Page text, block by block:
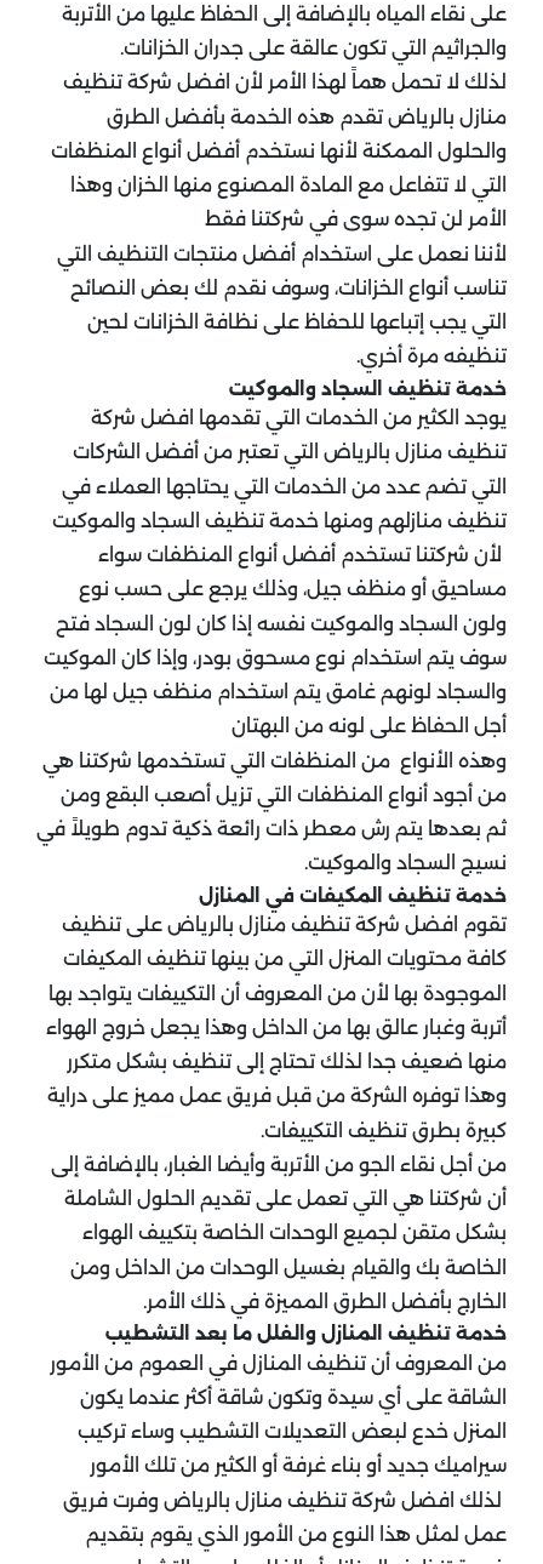
على نقاء المياه بالإضافة إلى الحفاظ عليها من الأتربة
والجراثيم التي تكون عالقة على جدران الخزانات.
لذلك لا تحمل هماً لهذا الأمر لأن افضل شركة تنظيف
منازل بالرياض تقدم هذه الخدمة بأفضل الطرق
والحلول الممكنة لأنها نستخدم أفضل أنواع المنظفات
التي لا تتفاعل مع المادة المصنوع منها الخزان وهذا
الأمر لن تجده سوى في شركتنا فقط
لأننا نعمل على استخدام أفضل منتجات التنظيف التي
تناسب أنواع الخزانات، وسوف نقدم لك بعض النصائح
التي يجب إتباعها للحفاظ على نظافة الخزانات لحين
تنظيفه مرة أخري.
خدمة تنظيف السجاد والموكيت
يوجد الكثير من الخدمات التي تقدمها افضل شركة
تنظيف منازل بالرياض التي تعتبر من أفضل الشركات
التي تضم عدد من الخدمات التي يحتاجها العملاء في
تنظيف منازلهم ومنها خدمة تنظيف السجاد والموكيت
لأن شركتنا تستخدم أفضل أنواع المنظفات سواء
مساحيق أو منظف جيل، وذلك يرجع على حسب نوع
ولون السجاد والموكيت نفسه إذا كان لون السجاد فتح
سوف يتم استخدام نوع مسحوق بودر، وإذا كان الموكيت
والسجاد لونهم غامق يتم استخدام منظف جيل لها من
أجل الحفاظ على لونه من البهتان
وهذه الأنواع من المنظفات التي تستخدمها شركتنا هي
من أجود أنواع المنظفات التي تزيل أصعب البقع ومن
ثم بعدها يتم رش معطر ذات رائعة ذكية تدوم طويلاً في
نسيج السجاد والموكيت.
خدمة تنظيف المكيفات في المنازل
تقوم افضل شركة تنظيف منازل بالرياض على تنظيف
كافة محتويات المنزل التي من بينها تنظيف المكيفات
الموجودة بها لأن من المعروف أن التكييفات يتواجد بها
أتربة وغبار عالق بها من الداخل وهذا يجعل خروج الهواء
منها ضعيف جدا لذلك تحتاج إلى تنظيف بشكل متكرر
وهذا توفره الشركة من قبل فريق عمل مميز على دراية
كبيرة بطرق تنظيف التكييفات.
من أجل نقاء الجو من الأتربة وأيضا الغبار، بالإضافة إلى
أن شركتنا هي التي تعمل على تقديم الحلول الشاملة
بشكل متقن لجميع الوحدات الخاصة بتكييف الهواء
الخاصة بك والقيام بغسيل الوحدات من الداخل ومن
الخارج بأفضل الطرق المميزة في ذلك الأمر.
خدمة تنظيف المنازل والفلل ما بعد التشطيب
من المعروف أن تنظيف المنازل في العموم من الأمور
الشاقة على أي سيدة وتكون شاقة أكثر عندما يكون
المنزل خدع لبعض التعديلات التشطيب وساء تركيب
سيراميك جديد أو بناء غرفة أو الكثير من تلك الأمور
لذلك افضل شركة تنظيف منازل بالرياض وفرت فريق
عمل لمثل هذا النوع من الأمور الذي يقوم بتقديم